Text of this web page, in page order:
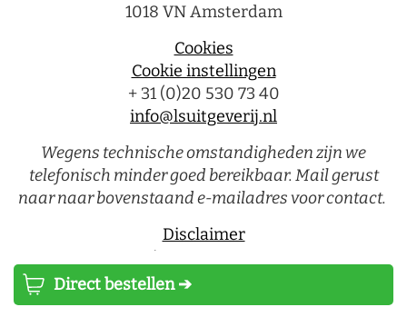
Direct bestellen ➔
1018 VN Amsterdam
Cookies
Cookie instellingen
+ 31 (0)20 530 73 40
info@lsuitgeverij.nl
Wegens technische omstandigheden zijn we
telefonisch minder goed bereikbaar. Mail gerust
naar naar bovenstaand e-mailadres voor contact.
Disclaimer
Privacystatement
Luitingh-Sijthoff © 2026